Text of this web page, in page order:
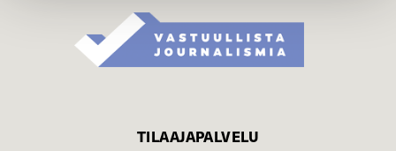
TILAAJAPALVELU